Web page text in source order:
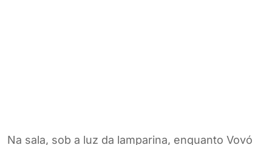
castigo. Ainda estrebuchava quando fomos